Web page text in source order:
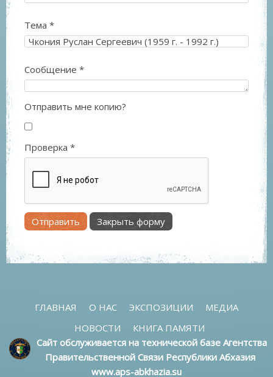
Тема *
Сообщение *
Отправить мне копию?
Проверка *
Отправить Закрыть форму
ГЛАВНАЯ О НАС ЭКСПОЗИЦИИ
МЕДИА
НОВОСТИ
КНИГА ПАМЯТИ
Сайт обслуживается на технической базе Агентства
Правительственной Связи Республики Абхазия
www.aps-abkhazia.su